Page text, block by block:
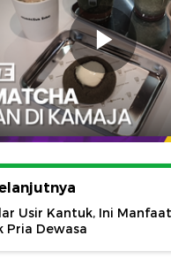
Usir Kantuk, Ini
Pria Dewasa